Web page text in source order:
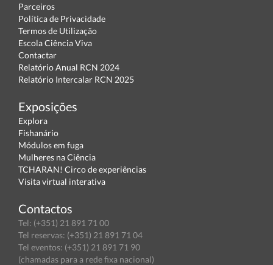
Parceiros
Política de Privacidade
Termos de Utilização
Escola Ciência Viva
Contactar
Relatório Anual RCN 2024
Relatório Intercalar RCN 2025
Exposições
Explora
Fishanário
Módulos em fuga
Mulheres na Ciência
TCHARAN! Circo de experiências
Visita virtual interativa
Contactos
Tel: (+351) 21 891 71 00
Tel reservas: (+351) 21 891 71 04
Tel eventos: (+351) 21 891 71 90
(chamadas para a rede fixa nacional)